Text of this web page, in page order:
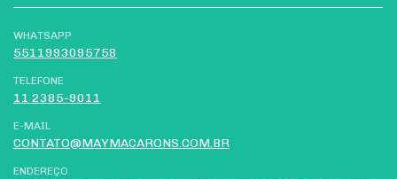
WHATSAPP
5511993095758
TELEFONE
11 2385-9011
E-MAIL
CONTATO@MAYMACARONS.COM.BR
ENDEREÇO